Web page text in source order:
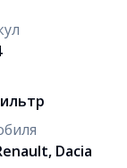
Dacia